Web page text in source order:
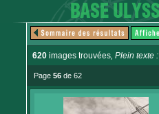
620 images trouvées, Plein texte :
Page 56 de 62